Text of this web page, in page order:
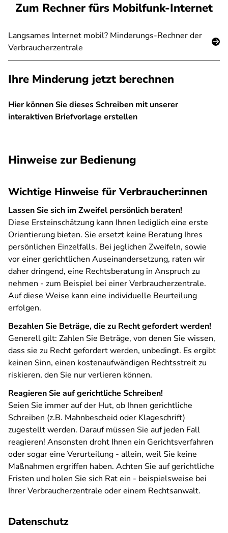
Zum Rechner fürs Mobilfunk-Internet
Langsames Internet mobil? Minderungs-Rechner der
Verbraucherzentrale
Ihre Minderung jetzt berechnen
Hier können Sie dieses Schreiben mit unserer
interaktiven Briefvorlage erstellen
Hinweise zur Bedienung
Wichtige Hinweise für Verbraucher:innen
Lassen Sie sich im Zweifel persönlich beraten!
Diese Ersteinschätzung kann Ihnen lediglich eine erste
Orientierung bieten. Sie ersetzt keine Beratung Ihres
persönlichen Einzelfalls. Bei jeglichen Zweifeln, sowie
vor einer gerichtlichen Auseinandersetzung, raten wir
daher dringend, eine Rechtsberatung in Anspruch zu
nehmen - zum Beispiel bei einer Verbraucherzentrale.
Auf diese Weise kann eine individuelle Beurteilung
erfolgen.
Bezahlen Sie Beträge, die zu Recht gefordert werden!
Generell gilt: Zahlen Sie Beträge, von denen Sie wissen,
dass sie zu Recht gefordert werden, unbedingt. Es ergibt
keinen Sinn, einen kostenaufwändigen Rechtsstreit zu
riskieren, den Sie nur verlieren können.
Reagieren Sie auf gerichtliche Schreiben!
Seien Sie immer auf der Hut, ob Ihnen gerichtliche
Schreiben (z.B. Mahnbescheid oder Klageschrift)
zugestellt werden. Darauf müssen Sie auf jeden Fall
reagieren! Ansonsten droht Ihnen ein Gerichtsverfahren
oder sogar eine Verurteilung - allein, weil Sie keine
Maßnahmen ergriffen haben. Achten Sie auf gerichtliche
Fristen und holen Sie sich Rat ein - beispielsweise bei
Ihrer Verbraucherzentrale oder einem Rechtsanwalt.
Datenschutz